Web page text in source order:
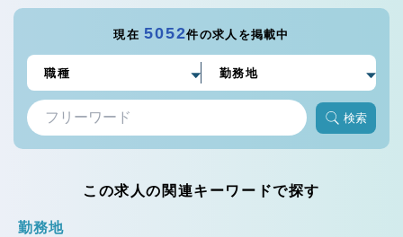
現在5052件の求人を掲載中
検索
この求人の関連キーワードで探す
勤務地